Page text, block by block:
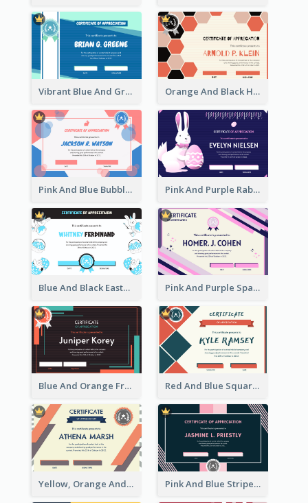
Vibrant Blue And Green Badge Certificate Orange And Black Hexagon Pattern Certificate
Pink And Blue Bubbles Shapes Certificate Pink And Purple Rabbit Cartoon Easter Certificate
Blue And Black Easter Illustration Certificate Pink And Purple Sparkles Fancy Certificate
Blue And Orange Frame Dark Certificate Red And Blue Squares Pattern Certificate
Yellow, Orange And Blue Sunburst Certificate Pink And Blue Stripes Patterns Certificate